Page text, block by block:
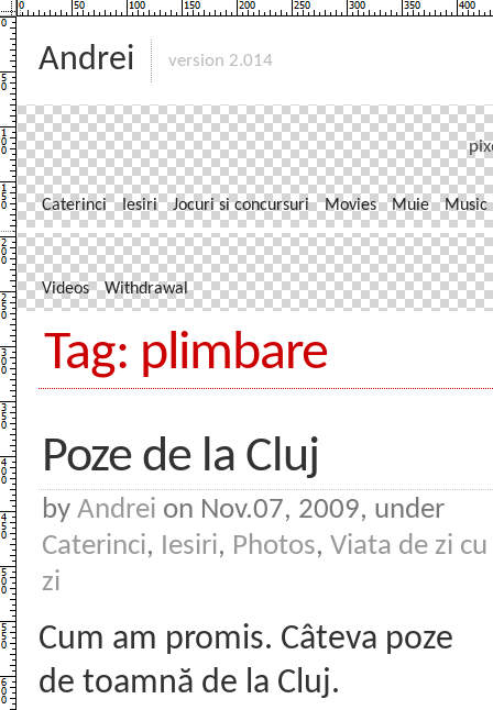
Andrei version 2.014
Caterinci Iesiri Jocuri si concursuri Movies Muie Music
Videos Withdrawal
Tag: plimbare
Poze de la Cluj
by Andrei on Nov.07, 2009, under
Caterinci, Iesiri, Photos, Viata de zi cu
zi
Cum am promis. Câteva poze
de toamnă de la Cluj.